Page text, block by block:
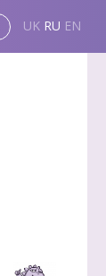
UK RU EN